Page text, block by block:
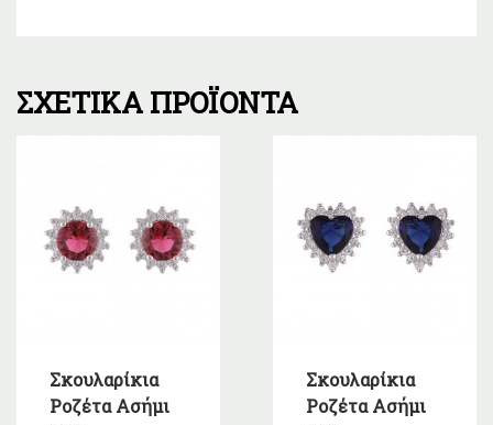
ΣΧΕΤΙΚΆ ΠΡΟΪΌΝΤΑ
Σκουλαρίκια
Ροζέτα Ασήμι
Σκουλαρίκια
Ροζέτα Ασήμι